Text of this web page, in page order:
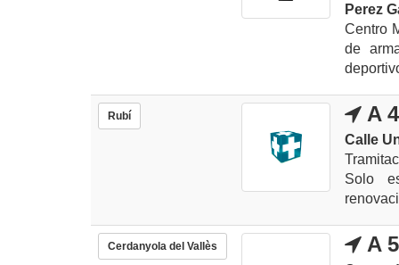
Perez
Centro
de
Rubí A
Calle
Solo
Cerdanyola del Vallès A